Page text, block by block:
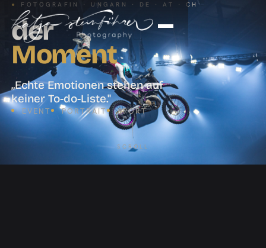
● FOTOGRAFIN · UNGARN · DE · AT · CH
der
Moment
„Echte Emotionen stehen auf
keiner To-do-Liste."
EVENT PORTRAIT SPORT
SCROLL